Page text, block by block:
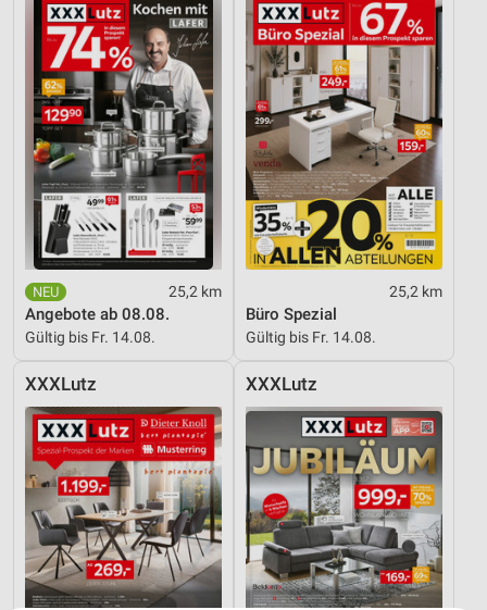
25,2 km
Angebote ab 08.08.
Gültig bis Fr. 14.08.
25,2 km
Büro Spezial
Gültig bis Fr. 14.08.
XXXLutz XXXLutz